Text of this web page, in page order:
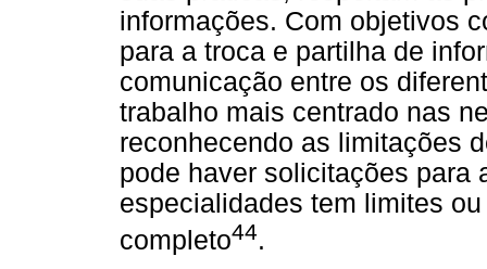
informações. Com objetivos
para a troca e partilha de
comunicação entre os
trabalho mais centrado nas
reconhecendo as limitações
pode haver solicitações para
especialidades tem limites
completo44.